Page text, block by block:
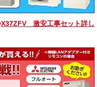
激安工事セット詳し